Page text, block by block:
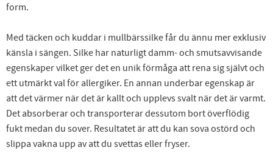
form.
Med täcken och kuddar i mullbärssilke får du ännu mer exklusiv
känsla i sängen. Silke har naturligt damm- och smutsavvisande
egenskaper vilket ger det en unik förmåga att rena sig självt och
ett utmärkt val för allergiker. En annan underbar egenskap är
att det värmer när det är kallt och upplevs svalt när det är varmt.
Det absorberar och transporterar dessutom bort överflödig
fukt medan du sover. Resultatet är att du kan sova ostörd och
slippa vakna upp av att du svettas eller fryser.